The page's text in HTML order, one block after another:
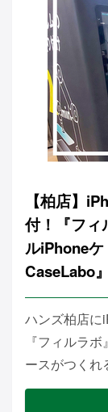
【柏店】
付！『フィ
ルiPhone
CaseLabo
ハンズ柏店に
『フィルラ
ースがつく